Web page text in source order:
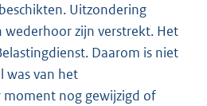
Uitzondering
wederhoor zijn verstrekt. Het
Daarom is niet
was van het
moment nog gewijzigd of